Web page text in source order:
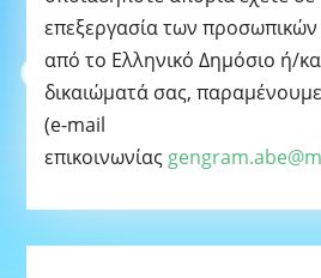
επεξεργασία των
από το Ελληνικό Δημόσιο ή/
δικαιώματά σας,
(e-mail
επικοινωνίας